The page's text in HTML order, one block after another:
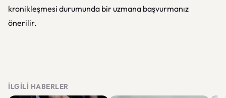
kronikleşmesi durumunda bir uzmana başvurmanız
önerilir.
İLGILI HABERLER